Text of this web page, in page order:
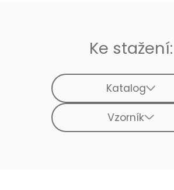
Ke stažení:
Katalog
Vzorník